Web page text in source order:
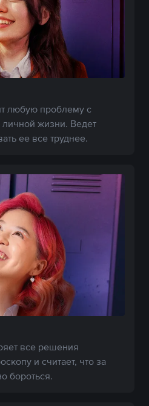
любую проблему с
жизни. Ведет
ее все труднее.
все решения
и считает, что за
бороться.